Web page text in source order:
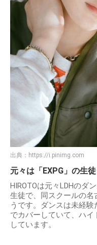
出典： https://i.pinimg.com
元々は「EXPG」の生徒
HIROTOは元々LDHのダ
生徒で、同スクールの名
うです。ダンスは未経
でカバーしていて、ハ
しています。